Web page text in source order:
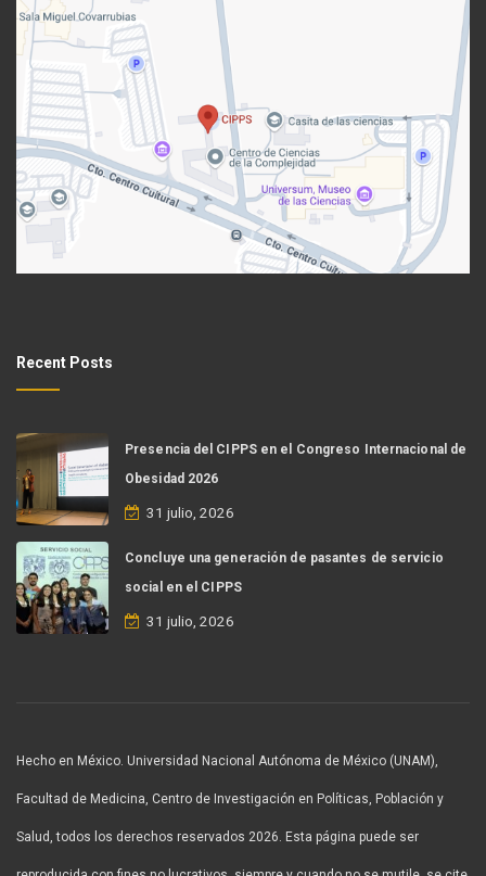
Recent Posts
Presencia del CIPPS en el Congreso Internacional de
Obesidad 2026
31 julio, 2026
Concluye una generación de pasantes de servicio
social en el CIPPS
31 julio, 2026
Hecho en México. Universidad Nacional Autónoma de México (UNAM),
Facultad de Medicina, Centro de Investigación en Políticas, Población y
Salud, todos los derechos reservados 2026. Esta página puede ser